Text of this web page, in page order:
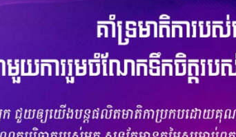
ករាយ និង​មិន​អាច​បំភ្លេច​បាន​ជា​មួយ​ឧបករណ៍​បំពង​សំឡេង
វិទ្យា​ថ្មីៗ និង​ទំនើប​រួម​ជា​មួយ​នឹង​មុខងារ​ផ្សេងៗ​ជា​ច្រើន​